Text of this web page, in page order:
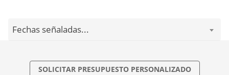
Fechas señaladas...
SOLICITAR PRESUPUESTO PERSONALIZADO